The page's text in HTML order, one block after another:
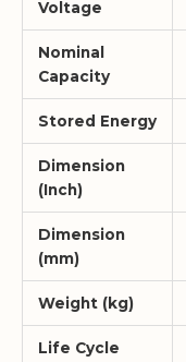
Voltage
Nominal
Capacity
Stored Energy
Dimension
(Inch)
Dimension
(mm)
Weight (kg)
Life Cycle